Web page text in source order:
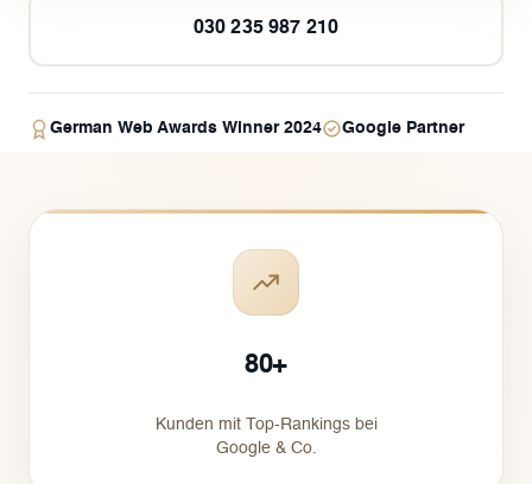
030 235 987 210
German Web Awards Winner 2024 Google Partner
80+
Kunden mit Top-Rankings bei
Google & Co.